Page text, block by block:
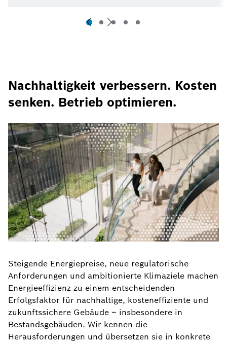
Nachhaltigkeit verbessern. Kosten
senken. Betrieb optimieren.
Steigende Energiepreise, neue regulatorische
Anforderungen und ambitionierte Klimaziele machen
Energieeffizienz zu einem entscheidenden
Erfolgsfaktor für nachhaltige, kosteneffiziente und
zukunftssichere Gebäude – insbesondere in
Bestandsgebäuden. Wir kennen die
Herausforderungen und übersetzen sie in konkrete